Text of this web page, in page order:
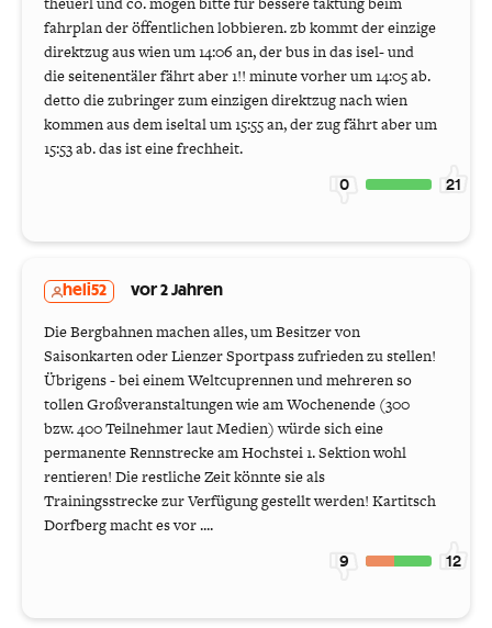
fahrplan der öffentlichen lobbieren. zb kommt der einzige
direktzug aus wien um 14:06 an, der bus in das isel- und
die seitenentäler fährt aber 1!! minute vorher um 14:05 ab.
detto die zubringer zum einzigen direktzug nach wien
kommen aus dem iseltal um 15:55 an, der zug fährt aber um
15:53 ab. das ist eine frechheit.
0 21
heli52 vor 2 Jahren
Die Bergbahnen machen alles, um Besitzer von
Saisonkarten oder Lienzer Sportpass zufrieden zu stellen!
Übrigens - bei einem Weltcuprennen und mehreren so
tollen Großveranstaltungen wie am Wochenende (300
bzw. 400 Teilnehmer laut Medien) würde sich eine
permanente Rennstrecke am Hochstei 1. Sektion wohl
rentieren! Die restliche Zeit könnte sie als
Trainingsstrecke zur Verfügung gestellt werden! Kartitsch
Dorfberg macht es vor ....
9 12